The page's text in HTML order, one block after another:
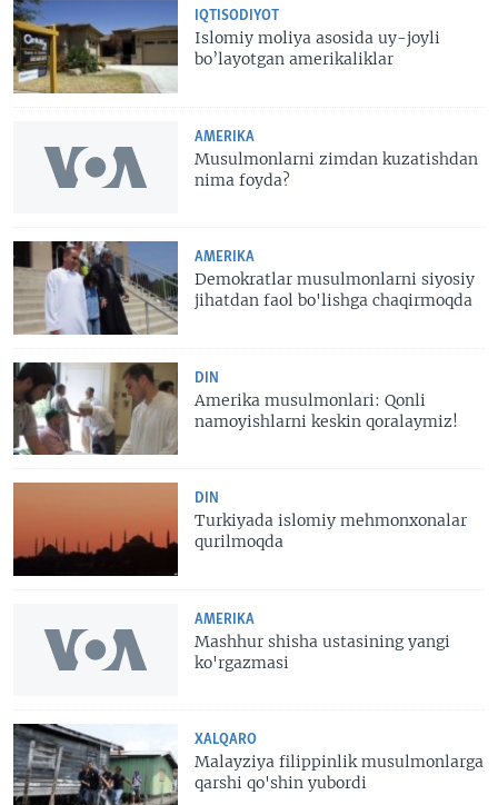
IQTISODIYOT
Islomiy moliya asosida uy-joyli
bo’layotgan amerikaliklar
AMERIKA
Musulmonlarni zimdan kuzatishdan
nima foyda?
AMERIKA
Demokratlar musulmonlarni siyosiy
jihatdan faol bo'lishga chaqirmoqda
DIN
Amerika musulmonlari: Qonli
namoyishlarni keskin qoralaymiz!
DIN
Turkiyada islomiy mehmonxonalar
qurilmoqda
AMERIKA
Mashhur shisha ustasining yangi
ko'rgazmasi
XALQARO
Malayziya filippinlik musulmonlarga
qarshi qo'shin yubordi